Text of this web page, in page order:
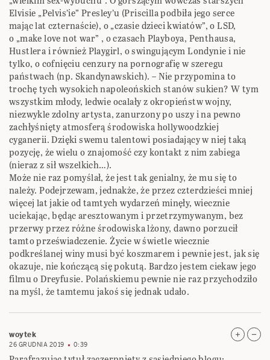
Elvisie „Pelvis’ie” Presley’u (Priscilla podbiła jego serce
mając lat czternaście), o „czasie dzieci kwiatów”, o LSD,
o „make love not war” , o czasach Playboya, Penthausa,
Hustlera i również Playgirl, o swingującym Londynie i nie
tylko, o cofnięciu cenzury na pornografię w szeregu
państwach (np. Skandynawskich). – Nie przypomina to
trochę tych wysokich napoleońskich stanów sukien? W tym
wszystkim młody, ledwie ocalały z okropieństw wojny,
niezwykle zdolny artysta, zanurzony po uszy i na pewno
zachłyśnięty atmosferą środowiska hollywoodzkiej
cyganerii. Dzięki swemu talentowi posiadający w niej taką
pozycję, że wielu o znajomość czy kontakt z nim zabiega
(nieraz z sił wszelkich…).
Może nie raz pomyślał, że jest tak genialny, że mu się to
należy. Podejrzewam, jednakże, że przez czterdzieści mniej
więcej lat jakie od tamtych wydarzeń minęły, wiecznie
uciekając, będąc aresztowanym i przetrzymywanym, bez
przerwy przez różne środowiska lżony, dawno porzucił
tamto przeświadczenie. Życie w świetle wiecznie
podkreślanej winy musi być koszmarem i pewnie jest, jak się
okazuje, nie kończącą się pokutą. Bardzo jestem ciekaw jego
filmu o Dreyfusie. Polańskiemu pewnie nie raz przychodziło
na myśl, że tamtemu jakoś się jednak udało.
woytek
26 GRUDNIA 2019 0:39